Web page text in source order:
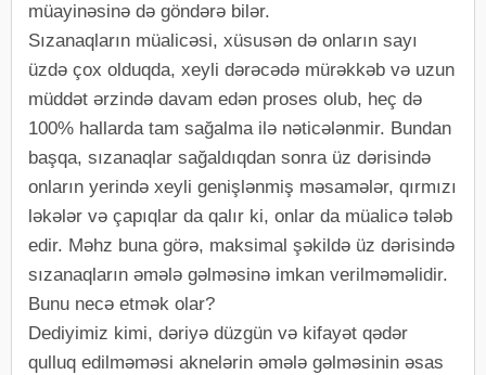
müayinəsinə də göndərə bilər.
Sızanaqların müalicəsi, xüsusən də onların sayı
üzdə çox olduqda, xeyli dərəcədə mürəkkəb və uzun
müddət ərzində davam edən proses olub, heç də
100% hallarda tam sağalma ilə nəticələnmir. Bundan
başqa, sızanaqlar sağaldıqdan sonra üz dərisində
onların yerində xeyli genişlənmiş məsamələr, qırmızı
ləkələr və çapıqlar da qalır ki, onlar da müalicə tələb
edir. Məhz buna görə, maksimal şəkildə üz dərisində
sızanaqların əmələ gəlməsinə imkan verilməməlidir.
Bunu necə etmək olar?
Dediyimiz kimi, dəriyə düzgün və kifayət qədər
qulluq edilməməsi aknelərin əmələ gəlməsinin əsas